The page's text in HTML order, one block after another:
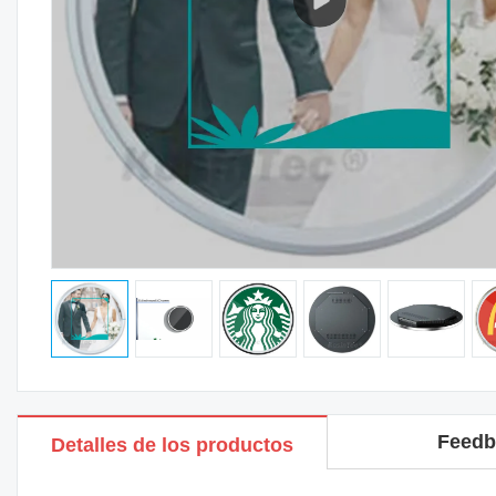
Detalles de los productos